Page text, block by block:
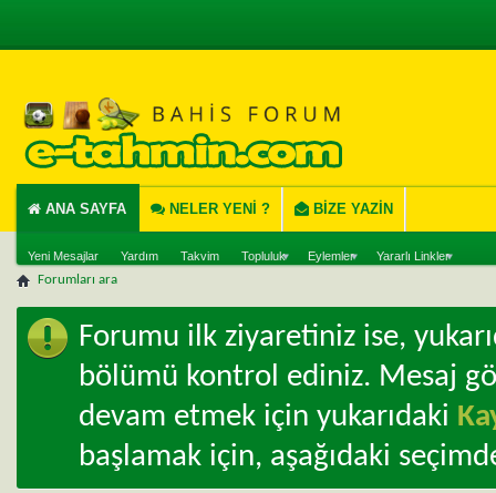
ANA SAYFA
Yeni Mesajlar Yardım Takvim Topluluk Eylemler Yararlı Linkler
NELER YENI ? BIZE YAZIN
Forumları ara
Forumu ilk ziyaretiniz ise,
bölümü kontrol ediniz. Mesaj
devam etmek için yukarıdaki
başlamak için, aşağıdaki